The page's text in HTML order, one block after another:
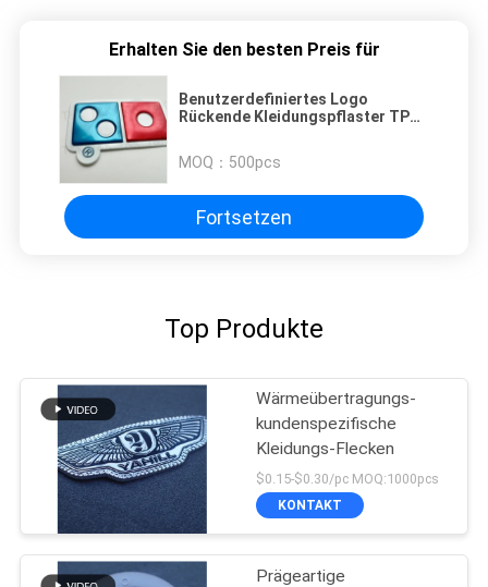
Erhalten Sie den besten Preis für
Benutzerdefiniertes Logo
Rückende Kleidungspflaster TPU-
MOQ： 500pcs
Fortsetzen
Top Produkte
Wärmeübertragungs-
kundenspezifische
Kleidungs-Flecken
$0.15-$0.30/pc MOQ:1000pcs
KONTAKT
Prägeartige